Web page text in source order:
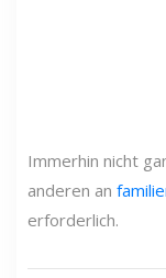
Immerhin nicht
anderen an
erforderlich.